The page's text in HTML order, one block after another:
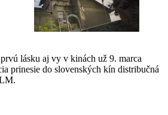
lásku aj vy v kinách už 9. marca
prinesie do slovenských kín distribučná